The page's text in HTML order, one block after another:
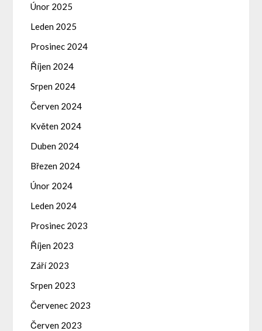
Únor 2025
Leden 2025
Prosinec 2024
Říjen 2024
Srpen 2024
Červen 2024
Květen 2024
Duben 2024
Březen 2024
Únor 2024
Leden 2024
Prosinec 2023
Říjen 2023
Září 2023
Srpen 2023
Červenec 2023
Červen 2023